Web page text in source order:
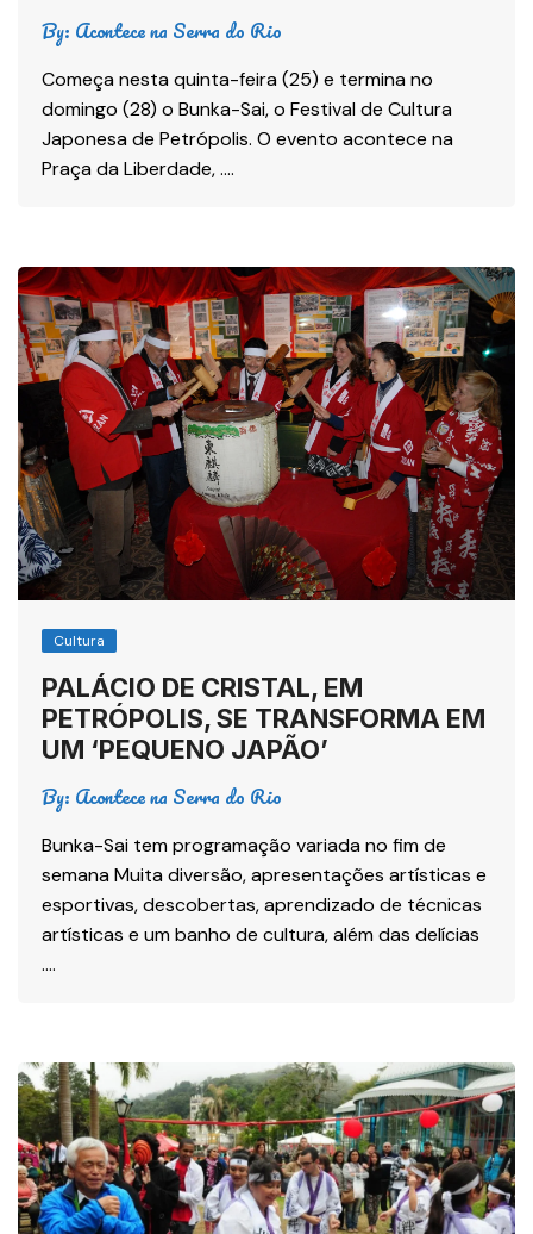
By: Acontece na Serra do Rio
Começa nesta quinta-feira (25) e termina no
domingo (28) o Bunka-Sai, o Festival de Cultura
Japonesa de Petrópolis. O evento acontece na
Praça da Liberdade, ….
Cultura
PALÁCIO DE CRISTAL, EM
PETRÓPOLIS, SE TRANSFORMA EM
UM ‘PEQUENO JAPÃO’
By: Acontece na Serra do Rio
Bunka-Sai tem programação variada no fim de
semana Muita diversão, apresentações artísticas e
esportivas, descobertas, aprendizado de técnicas
artísticas e um banho de cultura, além das delícias
….